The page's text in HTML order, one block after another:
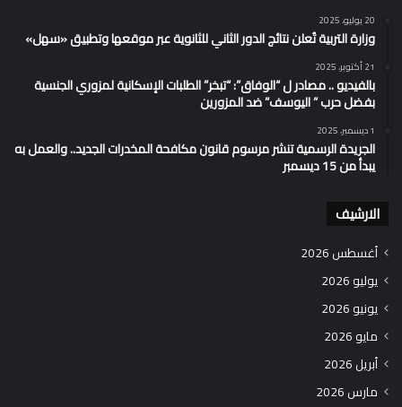
20 يوليو، 2025
وزارة التربية تُعلن نتائج الدور الثاني للثانوية عبر موقعها وتطبيق «سهل»
21 أكتوبر، 2025
بالفيديو .. مصادر ل “الوفاق”: “تبخر” الطلبات الإسكانية لمزوري الجنسية
بفضل حرب ” اليوسف” ضد المزورين
1 ديسمبر، 2025
الجريدة الرسمية تنشر مرسوم قانون مكافحة المخدرات الجديد.. والعمل به
يبدأ من 15 ديسمبر
الارشيف
أغسطس 2026
يوليو 2026
يونيو 2026
مايو 2026
أبريل 2026
مارس 2026